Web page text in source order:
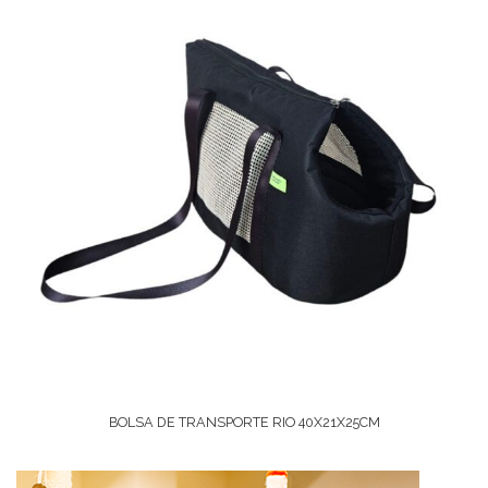
BOLSA DE TRANSPORTE RIO 40X21X25CM